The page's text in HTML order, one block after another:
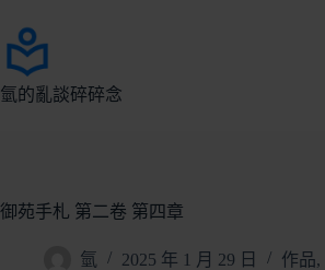
至
主
要
氫的亂談碎碎念
御苑手札 第二卷 第四章
氫 2025 年 1 月 29 日 作品,